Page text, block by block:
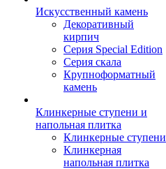
Искусственный камень
Декоративный
кирпич
Серия Special Edition
Серия скала
Крупноформатный
камень
Клинкерные ступени и
напольная плитка
Клинкерные ступени
Клинкерная
напольная плитка